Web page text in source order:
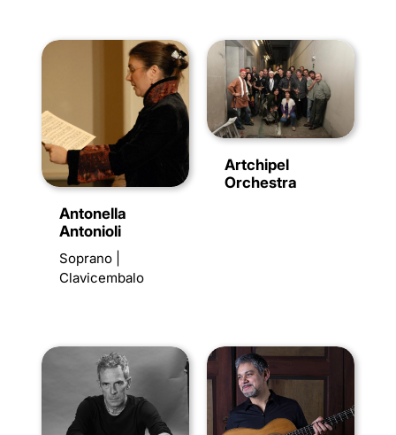
Antonella
Antonioli
Soprano |
Clavicembalo
Artchipel
Orchestra